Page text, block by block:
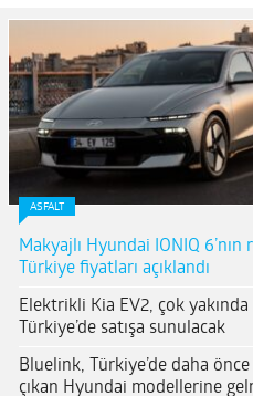
ASFALT
Makyajlı Hyundai IONIQ 6’nın
Türkiye fiyatları açıklandı
Elektrikli Kia EV2, çok yakında
Türkiye’de satışa sunulacak
Bluelink, Türkiye’de daha önce
çıkan Hyundai modellerine